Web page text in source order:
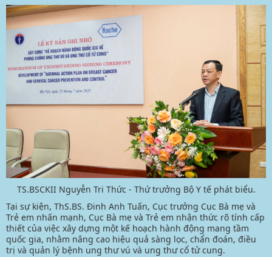
TS.BSCKII Nguyễn Tri Thức - Thứ trưởng Bộ Y tế phát biểu.
Tại sự kiện, ThS.BS. Đinh Anh Tuấn, Cục trưởng Cục Bà mẹ và
Trẻ em nhấn mạnh, Cục Bà mẹ và Trẻ em nhận thức rõ tính cấp
thiết của việc xây dựng một kế hoạch hành động mang tầm
quốc gia, nhằm nâng cao hiệu quả sàng lọc, chẩn đoán, điều
trị và quản lý bệnh ung thư vú và ung thư cổ tử cung.